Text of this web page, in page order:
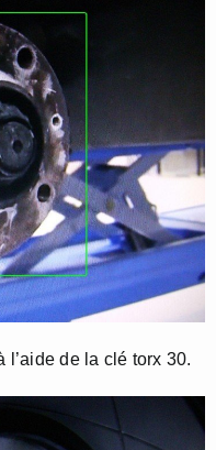
l’aide de la clé torx 30.